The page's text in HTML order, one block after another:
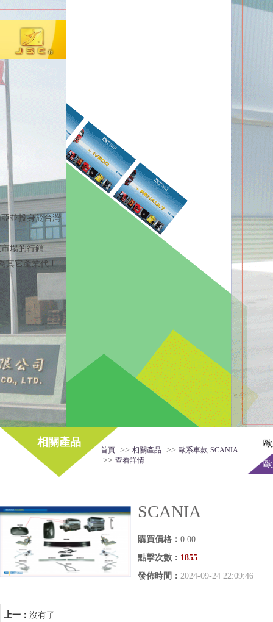
相關產品
首頁 >> 相關產品 >> 歐系車款-SCANIA
>> 查看詳情
SCANIA
購買價格： 0.00
點擊次數： 1855
發佈時間： 2024-09-24 22:09:46
上一： 沒有了